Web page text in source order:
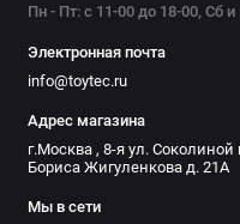
Пн - Пт: с 11-00 до 18-00, Сб
Электронная почта
info@toytec.ru
Адрес магазина
г.Москва , 8-я ул.
Бориса Жигуленкова д. 21А
Мы в сети